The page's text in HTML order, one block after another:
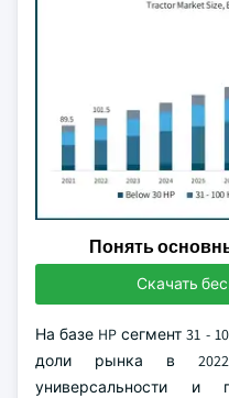
Понять
Скачать
На базе HP сегмент 31 -
доли рынка в 2022
универсальности и